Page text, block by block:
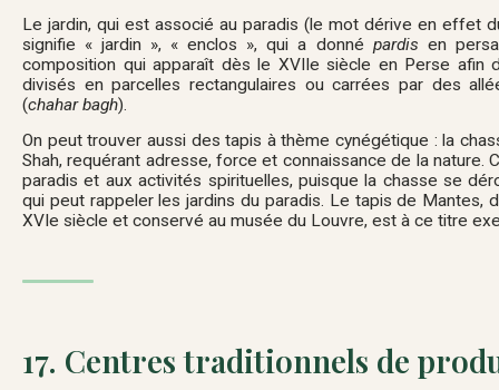
Le jardin, qui est associé au paradis (le mot dérive en effet
signifie « jardin », « enclos », qui a donné pardis en
composition qui apparaît dès le XVIIe siècle en Perse afin
divisés en parcelles rectangulaires ou carrées par des
(chahar bagh).
On peut trouver aussi des tapis à thème cynégétique : la
Shah, requérant adresse, force et connaissance de la nature.
paradis et aux activités spirituelles, puisque la chasse se
qui peut rappeler les jardins du paradis. Le tapis de Mantes,
XVIe siècle et conservé au musée du Louvre, est à ce titre
17. Centres traditionnels de